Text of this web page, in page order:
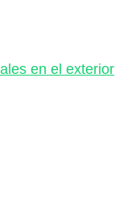
en el exterior